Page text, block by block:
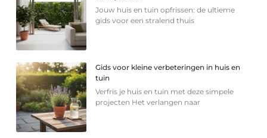
Jouw huis en tuin opfrissen: de ultieme
gids voor een stralend thuis
Gids voor kleine verbeteringen in huis en
tuin
Verfris je huis en tuin met deze simpele
projecten Het verlangen naar